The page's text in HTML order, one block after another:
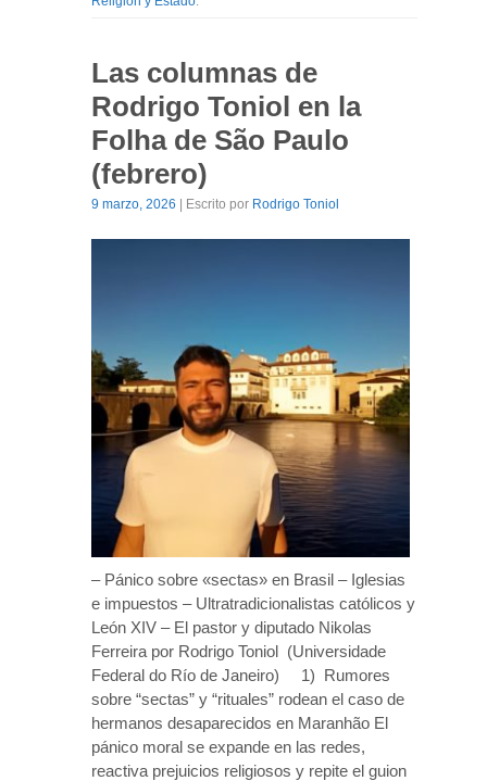
Las columnas de
Rodrigo Toniol en la
Folha de São Paulo
(febrero)
9 marzo, 2026 | Escrito por Rodrigo Toniol
– Pánico sobre «sectas» en Brasil – Iglesias
e impuestos – Ultratradicionalistas católicos y
León XIV – El pastor y diputado Nikolas
Ferreira por Rodrigo Toniol (Universidade
Federal do Río de Janeiro) 1) Rumores
sobre “sectas” y “rituales” rodean el caso de
hermanos desaparecidos en Maranhão El
pánico moral se expande en las redes,
reactiva prejuicios religiosos y repite el guion